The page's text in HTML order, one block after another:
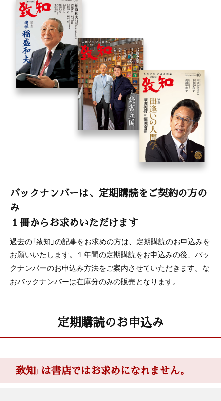
干支九星学
井上象英
小説・楠木正成 最終回
童門 冬二（作家）
山本純士 「病院の中の学校」
星野 伸 「選ばれるオーダースーツ」
渡邊香代子 「ケーキを食べられない子供たちのために」
まんが〈うちの社長の器学〉
神保あつし
第9回社内木鶏説明会＆藤尾秀昭講演会in福岡 開催報
告
「致知と私」読者から寄せられたお手紙
読者プレゼント
BOOKS[書評]
バックナンバーは、定期購読をご契約の方の
み
１冊からお求めいただけます
過去の「致知」の記事をお求めの方は、定期購読のお申込みを
お願いいたします。１年間の定期購読をお申込みの後、バッ
クナンバーのお申込み方法をご案内させていただきます。な
おバックナンバーは在庫分のみの販売となります。
定期購読のお申込み
『致知』は書店ではお求めになれません。